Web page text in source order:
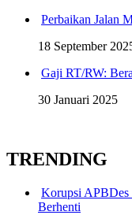
Perbaikan Jalan
18 September
Gaji RT/RW:
30 Januari 2025
TRENDING
Korupsi APBDes
Berhenti